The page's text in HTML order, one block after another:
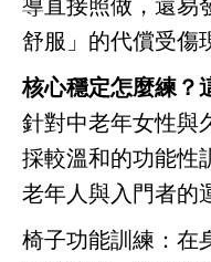
導直接照做，還易
舒服」的代償受傷
核心穩定怎麼練？
針對中老年女性與
採較溫和的功能性
老年人與入門者的
椅子功能訓練：在